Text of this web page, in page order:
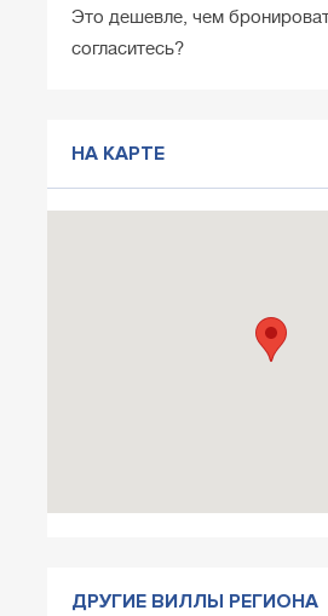
Это дешевле, чем
согласитесь?
НА КАРТЕ
ДРУГИЕ ВИЛЛЫ РЕГИОНА